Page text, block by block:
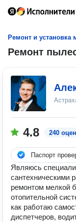
Ремонт и установка
Ремонт
4.8 240
Паспорт
Являюсь
сантехническими
ремонтом мелкой
отопительной
как работаю
диспетчеров,